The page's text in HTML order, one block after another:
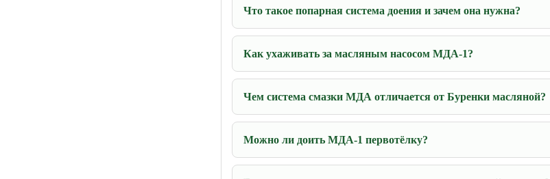
Что такое попарная система доения и зачем она нужна?
Как ухаживать за масляным насосом МДА-1?
Чем система смазки МДА отличается от Буренки масляной?
Можно ли доить МДА-1 первотёлку?